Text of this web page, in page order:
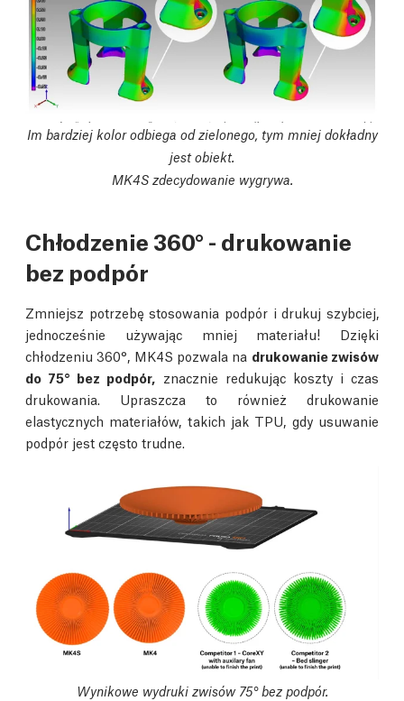
Im bardziej kolor odbiega od zielonego, tym mniej dokładny
jest obiekt.
MK4S zdecydowanie wygrywa.
Chłodzenie 360° - drukowanie
bez podpór
Zmniejsz potrzebę stosowania podpór i drukuj szybciej,
jednocześnie używając mniej materiału! Dzięki
chłodzeniu 360°, MK4S pozwala na drukowanie zwisów
do 75° bez podpór,
znacznie redukując koszty i czas
drukowania. Upraszcza to również drukowanie
elastycznych materiałów, takich jak TPU, gdy usuwanie
podpór jest często trudne.
Wynikowe wydruki zwisów 75° bez podpór.